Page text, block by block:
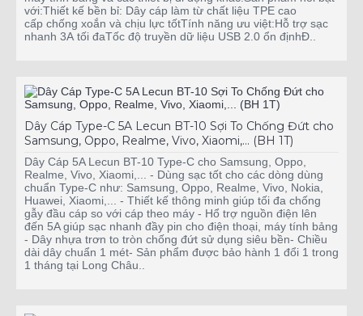
với:Thiết kế bền bỉ: Dây cáp làm từ chất liệu TPE cao
cấp chống xoắn và chịu lực tốtTính năng ưu việt:Hỗ trợ sạc
nhanh 3A tối đaTốc độ truyền dữ liệu USB 2.0 ổn địnhĐ..
Dây Cáp Type-C 5A Lecun BT-10 Sợi To Chống Đứt cho
Samsung, Oppo, Realme, Vivo, Xiaomi,... (BH 1T)
Dây Cáp 5A Lecun BT-10 Type-C cho Samsung, Oppo,
Realme, Vivo, Xiaomi,... - Dùng sạc tốt cho các dòng dùng
chuẩn Type-C như: Samsung, Oppo, Realme, Vivo, Nokia,
Huawei, Xiaomi,... - Thiết kế thông minh giúp tối đa chống
gẫy đầu cáp so với cáp theo máy - Hổ trợ nguồn điện lên
đến 5A giúp sạc nhanh đầy pin cho điện thoại, máy tính bảng
- Dây nhựa trơn to tròn chống đứt sử dụng siêu bền- Chiều
dài dây chuẩn 1 mét- Sản phẩm được bảo hành 1 đổi 1 trong
1 tháng tại Long Châu..